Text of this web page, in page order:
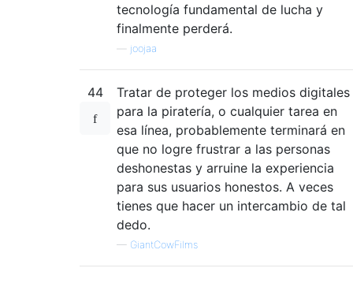
tecnología fundamental de lucha y
finalmente perderá.
joojaa
44
Tratar de proteger los medios digitales
para la piratería, o cualquier tarea en
esa línea, probablemente terminará en
que no logre frustrar a las personas
deshonestas y arruine la experiencia
para sus usuarios honestos. A veces
tienes que hacer un intercambio de tal
dedo.
— GiantCowFilms